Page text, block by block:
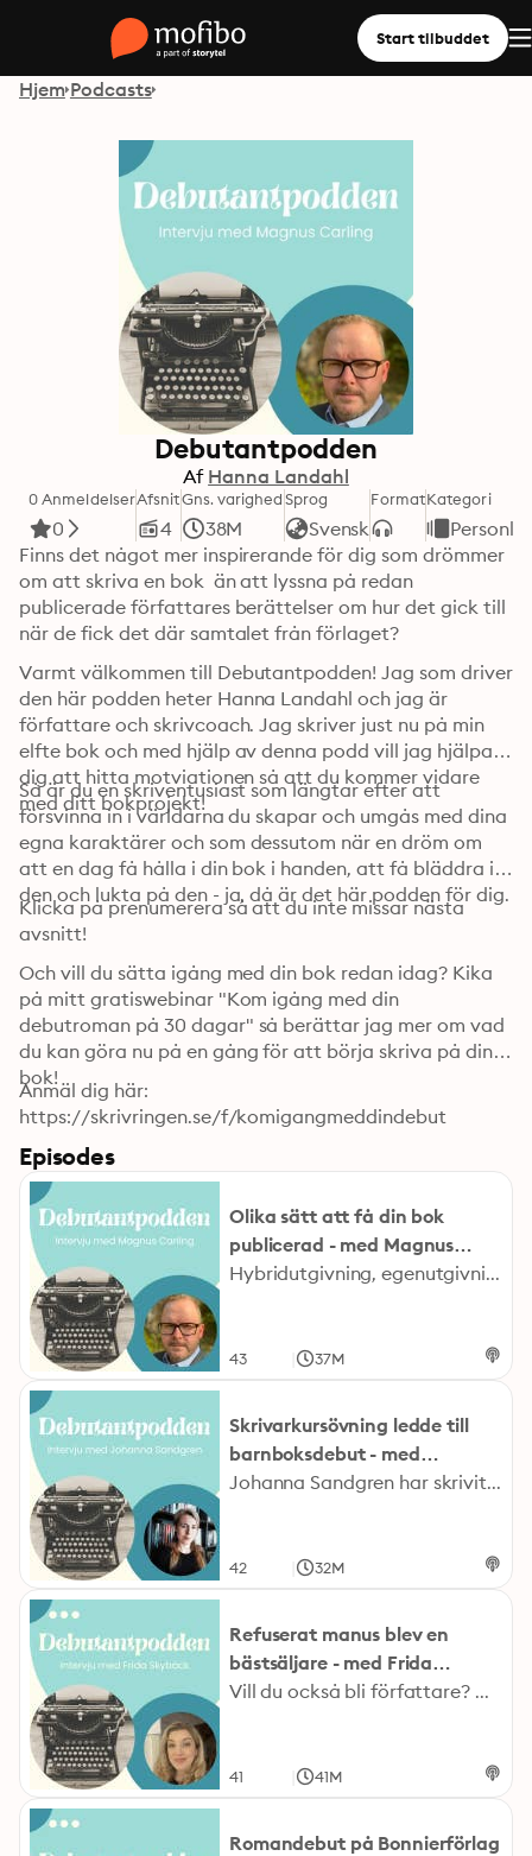
Start tilbuddet
Hjem Podcasts
Debutantpodden
Af Hanna Landahl
0 Anmeldelser
0
Afsnit
4
Gns. varighed
38M
Sprog
Svensk
FormatKategori
Finns det något mer inspirerande för dig som drömmer
om att skriva en bok  än att lyssna på redan
publicerade författares berättelser om hur det gick till
Varmt välkommen till Debutantpodden! Jag som driver
den här podden heter Hanna Landahl och jag är
författare och skrivcoach. Jag skriver just nu på min
elfte bok och med hjälp av denna podd vill jag hjälpa
dig att hitta motviationen så att du kommer vidare
med ditt bokprojekt!
Så är du en skriventusiast som längtar efter att
försvinna in i världarna du skapar och umgås med dina
egna karaktärer och som dessutom när en dröm om
att en dag få hålla i din bok i handen, att få bläddra i
Klicka på prenumerera så att du inte missar nästa
avsnitt!
Och vill du sätta igång med din bok redan idag? Kika
på mitt gratiswebinar "Kom igång med din
debutroman på 30 dagar" så berättar jag mer om vad
du kan göra nu på en gång för att börja skriva på din
bok!
Anmäl dig här:
https://skrivringen.se/f/komigangmeddindebut
Episodes
Olika sätt att få din bok
publicerad - med Magnus
Carling
Hybridutgivning, egenutgivning, traditionell utgivning. Det finns många sätt att bli utgiven på. Författaren Magnus Carling har testat de flesta. Hör mer hans tankar kring de olika utgivningssätten i det här avsnittet! Ta del av webinaret "Kom igång med din debutroman på 30 dagar" där Hanna berättar om vilka misstag du bör undvika om du också vill bli författare! Anmäl dig här: https://skrivringen.se/f/komigangmeddindebut Läs mer om Magnus Carling och hans böcker här: https://www.magnuscarling.com/ Följ Hanna Landahl på Instgram här: https://www.instagram.com/hannalandahlauthor/
43 37M
Skrivarkursövning ledde till
barnboksdebut - med
Johanna Sandgren
Johanna Sandgren har skrivit sedan barnsben. Men när hon drabbades av en depression tappade hon lusten fullständigt. I ett försök att hitta tillbaka till skrivandet anmälde hon sig till Hannas kurs ”Hitta din bokidé och börja skriv”. Nu debuterar hon inom kort som barnboksförfattare, med mysrysaren ”Felicias försvunna katter”. Lyssna på avsnittet och låt dig inspireras av denna solskenshistoria! Följ Johanna på Instagram: https://www.instagram.com/idinbokhylla/ Följ Hanna på Instagram: https://www.instagram.com/hannalandahlauthor Vill du, precis som Johanna, gå Hannas kurs ”Hitta din bokidé och börja skriv”? Titta på detta gratiswebinar, så får du veta mer om kursen: https://skrivringen.se/f/komigangmeddindebut
42 32M
Refuserat manus blev en
bästsäljare - med Frida
Skybäck
Vill du också bli författare? Häng med på mitt gratiswebinar "Kom igång med din debutroman på 30 dagar": skrivringen.se/f/komigangmeddindebut Ladda ner länklistan till svenska förlag och agenter här: https://skrivringen.se/f/forlagslista Frida Skybäck debuterade redan 2011 och har sedan debuten skrivit en lång rad böcker i olika genres. Hennes relationsroman "Bokhandeln på Riverside Drive" har blivit en riktig bästsäljare. Men manuset blev faktiskt först refuserat av förlaget som gett ut hennes tidigare böcker. Låt dig inspireras av Fridas fantastiska författarresa! Följ Frida på Instagram här: https://www.instagram.com/fridaskyback_author/ Följ Hanna på Instagram här: www.instagram.com/hannalandahlauthor
41 41M
Romandebut på Bonnierförlag